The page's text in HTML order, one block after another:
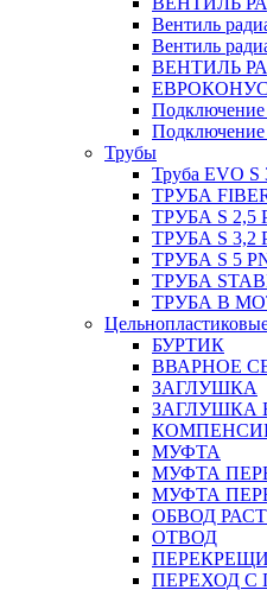
Вентиль
Вентиль
ВЕНТИЛЬ
Подключение
Подключение
Трубы
Труба EVO S
ТРУБА
ТРУБА S 2,5
ТРУБА S 3,2
ТРУБА S 5
ТРУБА STABI
ТРУБА В
БУРТИК
ВВАРНОЕ
ЗАГЛУШКА
ЗАГЛУШКА
МУФТА
МУФТА
МУФТА
ОБВОД
ОТВОД
ПЕРЕХОД С